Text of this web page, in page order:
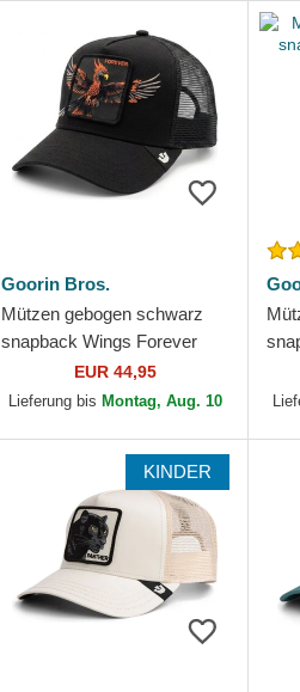
Goorin Bros.
Mützen gebogen schwarz
snapback Wings Forever
The Farm Goorin Bros.
EUR 44,95
Lieferung bis Montag, Aug. 10
KINDER